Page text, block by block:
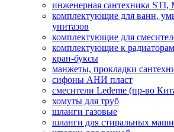
инженерная сантехника STI,
комплектующие для ванн,
унитазов
комплектующие для
комплектующие к радиаторам
кран-буксы
манжеты, прокладки
сифоны АНИ пласт
смесители Ledeme (пр-во
хомуты для труб
шланги газовые
шланги для стиральных